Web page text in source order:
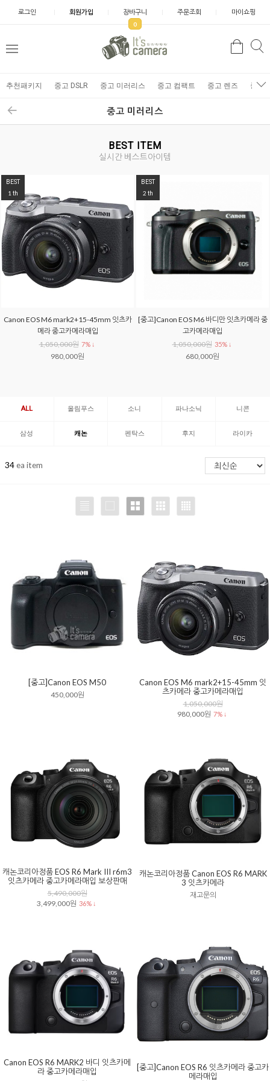
로그인 회원가입 장바구니
0
주문조회 마이쇼핑
추천패키지 중고 DSLR 중고 미러리스 중고 컴팩트 중고 렌즈 중고
중고 미러리스
BEST ITEM
실시간 베스트아이템
BEST
1 th
Canon EOS M6 mark2+15-45mm 잇츠카
메라 중고카메라매입
1,050,000원 7% ↓
980,000원
BEST
2 th
[중고]Canon EOS M6 바디만 잇츠카메라 중
고카메라매입
1,050,000원 35% ↓
680,000원
ALL 올림푸스 소니 파나소닉 니콘
삼성 캐논 펜탁스 후지 라이카
34ea item
[중고]Canon EOS M50
450,000원
Canon EOS M6 mark2+15-45mm 잇
츠카메라 중고카메라매입
1,050,000원
980,000원 7% ↓
캐논코리아정품 EOS R6 Mark III r6m3
잇츠카메라 중고카메라매입 보상판매
5,490,000원
3,499,000원 36% ↓
캐논코리아정품 Canon EOS R6 MARK
3 잇츠카메라
재고문의
Canon EOS R6 MARK2 바디 잇츠카메
라 중고카메라매입
[중고]Canon EOS R6 잇츠카메라 중고카
메라매입